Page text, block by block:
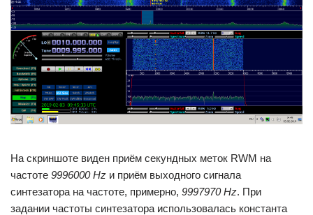
На скриншоте виден приём секундных меток RWM на
частоте 9996000 Hz и приём выходного сигнала
синтезатора на частоте, примерно, 9997970 Hz. При
задании частоты синтезатора использовалась константа